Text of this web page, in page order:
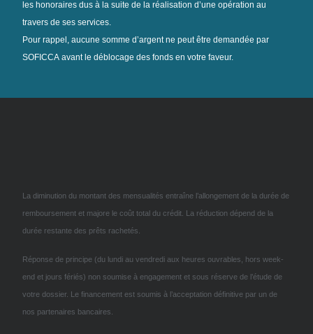
les honoraires dus à la suite de la réalisation d’une opération au
travers de ses services.
Pour rappel, aucune somme d’argent ne peut être demandée par
SOFICCA avant le déblocage des fonds en votre faveur.
La diminution du montant des mensualités entraîne l’allongement de la durée de
remboursement et majore le coût total du crédit. La réduction dépend de la
durée restante des prêts rachetés.
Réponse de principe (du lundi au vendredi aux heures ouvrables, hors week-
end et jours fériés) non soumise à engagement et sous réserve de l’étude de
votre dossier. Le financement est soumis à l’acceptation définitive par un de
nos partenaires bancaires.